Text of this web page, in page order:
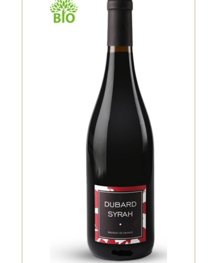
Rouge, Bio
Robe rouge rubis soutenue avec
des reflets violets, nez fin marqué
par des notes poivrées dominés
par de petits fruits noirs et mûrs.
et sa longueur en bouche est
remarquable.
VOIR LE PRODUIT